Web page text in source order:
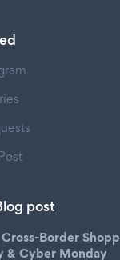
post
Border
& Cyber Monday